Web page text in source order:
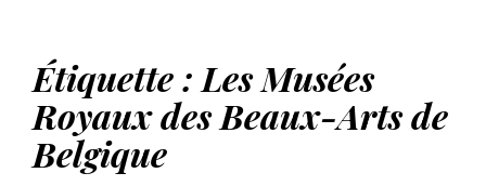
Étiquette : Les Musées
Royaux des Beaux-Arts de
Belgique